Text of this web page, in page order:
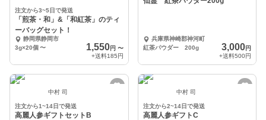
注文から3~5日で発送
「煎茶・和」&「和紅茶」のティ
ーバッグセット！
静岡県静岡市
3g×20個 〜 1,550円 〜
+送料185円
兵庫県神崎郡神河町
紅茶パウダー 200g
3,000円
+送料500円
中村 司
注文から1~14日で発送
高麗人参ギフトセットB
中村 司
注文から2~14日で発送
高麗人参ギフトC